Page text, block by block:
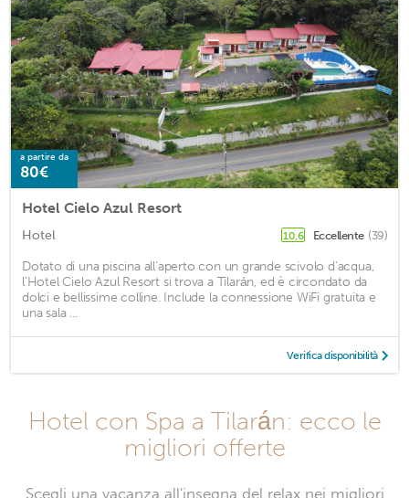
a partire da
80€
Hotel Cielo Azul Resort
Hotel 10,6 Eccellente (39)
Dotato di una piscina all'aperto con un grande scivolo d'acqua,
l'Hotel Cielo Azul Resort si trova a Tilarán, ed è circondato da
dolci e bellissime colline. Include la connessione WiFi gratuita e
una sala ...
Verifica disponibilità
Hotel con Spa a Tilarán: ecco le
migliori offerte
Scegli una vacanza all'insegna del relax nei migliori